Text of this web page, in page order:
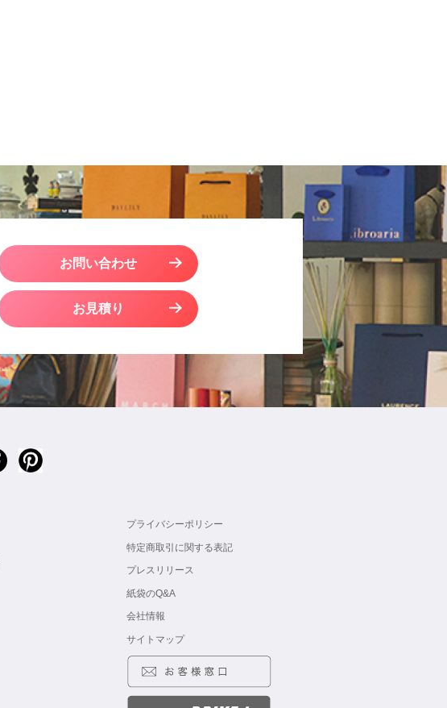
お問い合わせ
お見積り
プライバシーポリシー
特定商取引に関する表記
プレスリリース
紙袋のQ&A
会社情報
サイトマップ